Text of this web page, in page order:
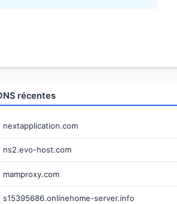
récentes
nextapplication.com
ns2.evo-host.com
s15395686.onlinehome-server.info